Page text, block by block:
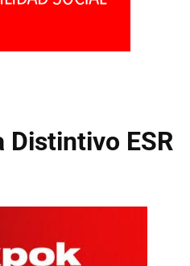
Distintivo ESR